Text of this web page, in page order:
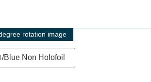
rotation image
Blue Non Holofoil